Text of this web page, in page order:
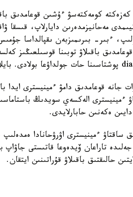
كومەكتەسۋ ءۇشىن قوعامدىق
مەحانيزمدەرىن دايارلاپ، قىسقا
ءبىر- بىرىمىزبەن ىقپالداسا
باقىلاۋ توبىنا قوسىلعىڭىز
جانە قوعامدىق دامۋ ءمينيسترى ايدا
ءمينيسترى الەكسەي سويدىڭ
دايىن ەكەنىن حابارلايدى.
ساقتاۋ ءمينيسترى اۋرۋحانادا
تاراعان ۆيدەوعا قاتىستى
حالىقتىق باقىلاۋ قۇراتىنىن ايتقان.